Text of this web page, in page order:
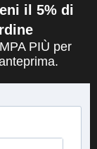
il 5% di
PIÙ per